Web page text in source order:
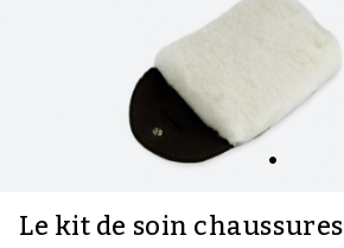
Le kit de soin chaussures